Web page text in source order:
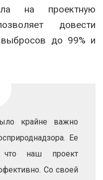
на проектную
довести
выбросов до 99% и
крайне важно
Ее
что наш проект
Со своей